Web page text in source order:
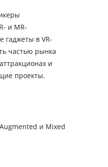
и MR-
гаджеты в VR-
частью рынка
и
проекты.
и Mixed